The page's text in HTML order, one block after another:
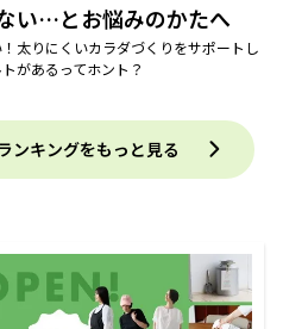
い…とお悩みのかたへ
太りにくいカラダづくりをサポートし
があるってホント？
ンキングをもっと見る